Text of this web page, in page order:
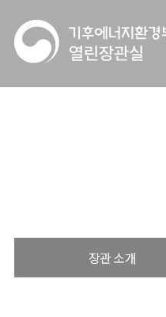
장관 소개